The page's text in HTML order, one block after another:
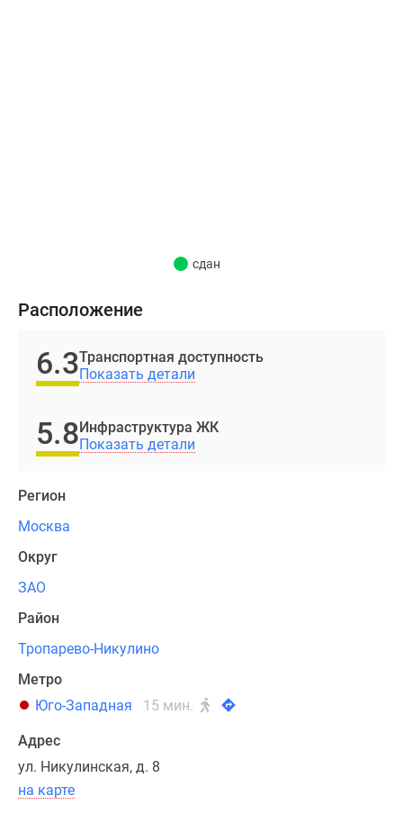
сочетании
витринным
остеклением
секций
варьируется
от
до
24
этажей.
Жилой
фонд
новостройки
состоит
из
одно-,
двух-
и
сдан
Расположение
6.3Транспортная доступность
Показать детали
5.8Инфраструктура ЖК
Показать детали
Регион
Москва
Округ
ЗАО
Район
Тропарево-Никулино
Метро
Юго-Западная
15 мин.
Адрес
ул. Никулинская, д. 8
на карте